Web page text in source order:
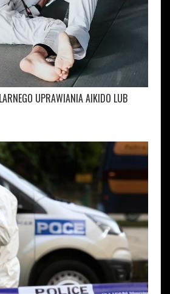
UPRAWIANIA AIKIDO LUB